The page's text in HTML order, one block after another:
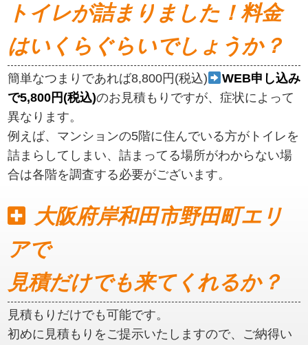
トイレが詰まりました！料金
はいくらぐらいでしょうか？
簡単なつまりであれば8,800円(税込)
WEB申し込み
で5,800円(税込)のお見積もりですが、症状によって
異なります。
例えば、マンションの5階に住んでいる方がトイレを
詰まらしてしまい、詰まってる場所がわからない場
合は各階を調査する必要がございます。
大阪府岸和田市野田町エリ
アで
見積だけでも来てくれるか？
見積もりだけでも可能です。
初めに見積もりをご提示いたしますので、ご納得い